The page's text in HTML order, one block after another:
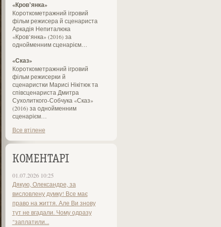
«Кров’янка»
Короткометражний ігровий
фільм режисера й сценариста
Аркадія Непиталюка
«Кров’янка» (2016) за
однойменним сценарієм…
«Сказ»
Короткометражний ігровий
фільм режисерки й
сценаристки Марисі Нікітюк та
співсценариста Дмитра
Сухолиткого-Собчука «Сказ»
(2016) за однойменним
сценарієм…
Все втілене
КОМЕНТАРІ
01.07.2026 10:25
Дякую, Олександре, за
висловлену думку! Все має
право на життя. Але Ви знову
тут не вгадали. Чому одразу
"заплатили...